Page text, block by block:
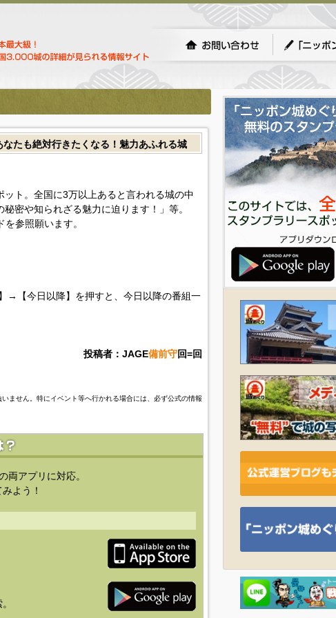
たも絶対行きたくなる！魅力あふれる城
ット。全国に3万以上あると言われる城の中
密や知られざる魅力に迫ります！」等。
参照願います。
→【今日以降】を押すと、今日以降の番組一
投稿者：JAGE備前守回=回
ません。特にイベント等へ行かれる場合には、必ず公式の情報
両アプリに対応。
よう！